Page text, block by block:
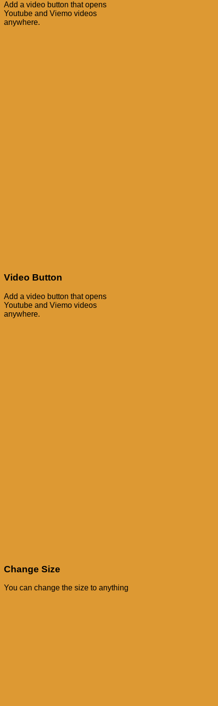
Add a video button that opens
Youtube and Viemo videos
anywhere.
Video Button
Add a video button that opens
Youtube and Viemo videos
anywhere.
Change Size
You can change the size to anything